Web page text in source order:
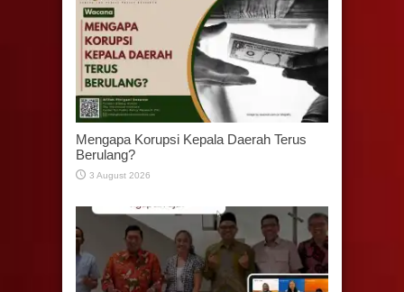
Mengapa Korupsi Kepala Daerah Terus
Berulang?
3 August 2026